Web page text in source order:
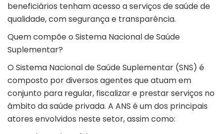
beneficiários tenham acesso a serviços de saúde de
qualidade, com segurança e transparência.
Quem compõe o Sistema Nacional de Saúde
Suplementar?
O Sistema Nacional de Saúde Suplementar (SNS) é
composto por diversos agentes que atuam em
conjunto para regular, fiscalizar e prestar serviços no
âmbito da saúde privada. A ANS é um dos principais
atores envolvidos neste setor, assim como: